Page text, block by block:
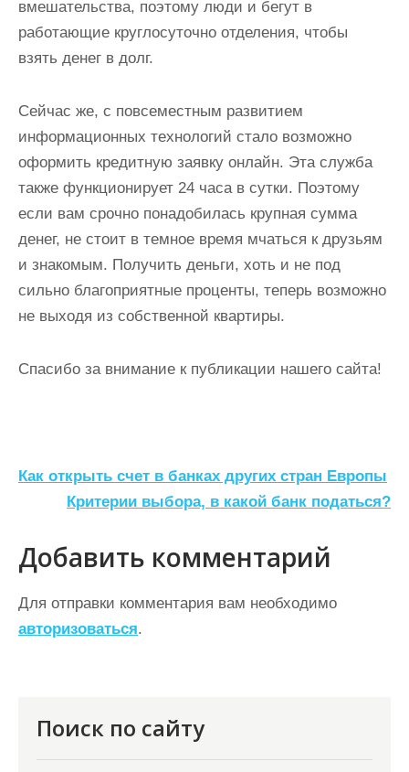
вмешательства, поэтому люди и бегут в
работающие круглосуточно отделения, чтобы
взять денег в долг.
Сейчас же, с повсеместным развитием
информационных технологий стало возможно
оформить кредитную заявку онлайн. Эта служба
также функционирует 24 часа в сутки. Поэтому
если вам срочно понадобилась крупная сумма
денег, не стоит в темное время мчаться к друзьям
и знакомым. Получить деньги, хоть и не под
сильно благоприятные проценты, теперь возможно
не выходя из собственной квартиры.
Спасибо за внимание к публикации нашего сайта!
Н
в
и
г
а
Как открыть счет в банках других стран Европы
Критерии выбора, в какой банк податься?
Добавить комментарий
Для отправки комментария вам необходимо
авторизоваться.
Поиск по сайту